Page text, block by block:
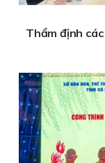
Thẩm định